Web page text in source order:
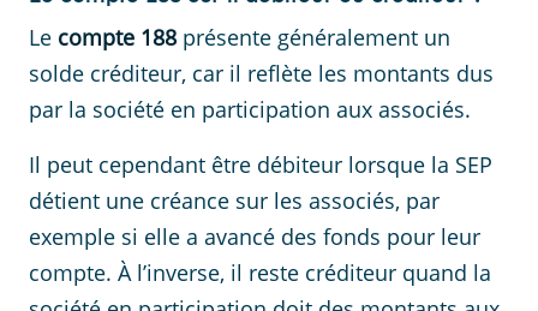
Le compte 188 présente généralement un
solde créditeur, car il reflète les montants dus
par la société en participation aux associés.
Il peut cependant être débiteur lorsque la SEP
détient une créance sur les associés, par
exemple si elle a avancé des fonds pour leur
compte. À l’inverse, il reste créditeur quand la